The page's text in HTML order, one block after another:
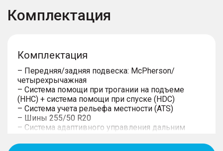
Комплектация
Комплектация
– Передняя/задняя подвеска: McPherson/
четырехрычажная
– Система помощи при трогании на подъеме
(HHC) + система помощи при спуске (HDC)
– Система учета рельефа местности (ATS)
– Шины 255/50 R20
– Система адаптивного управления дальним
– Ремни безопасности левого и правого сидений